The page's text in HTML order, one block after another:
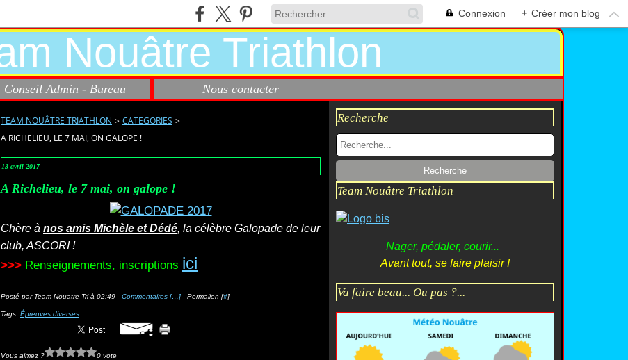
Connexion + Créer mon blog
Conseil Admin - Bureau Nous contacter
TEAM NOUÂTRE TRIATHLON > CATEGORIES >
A RICHELIEU, LE 7 MAI, ON GALOPE !
13 avril 2017
A Richelieu, le 7 mai, on galope !
Chère à nos amis Michèle et Dédé, la célèbre Galopade de leur
club, ASCORI !
>>> Renseignements, inscriptions ici
Posté par Team Nouatre Tri à 02:49 - Commentaires [… ] - Permalien [#]
Tags: Épreuves diverses
Vous aimez ? 0 vote
Recherche
Team Nouâtre Triathlon
Nager, pédaler, courir...
Avant tout, se faire plaisir !
Va faire beau... Ou pas ?...